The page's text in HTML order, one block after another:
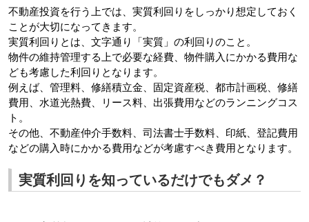
不動産投資を行う上では、実質利回りをしっかり想定しておく
ことが大切になってきます。
実質利回りとは、文字通り「実質」の利回りのこと。
物件の維持管理する上で必要な経費、物件購入にかかる費用な
ども考慮した利回りとなります。
例えば、管理料、修繕積立金、固定資産税、都市計画税、修繕
費用、水道光熱費、リース料、出張費用などのランニングコス
ト。
その他、不動産仲介手数料、司法書士手数料、印紙、登記費用
などの購入時にかかる費用などが考慮すべき費用となります。
実質利回りを知っているだけでもダメ？